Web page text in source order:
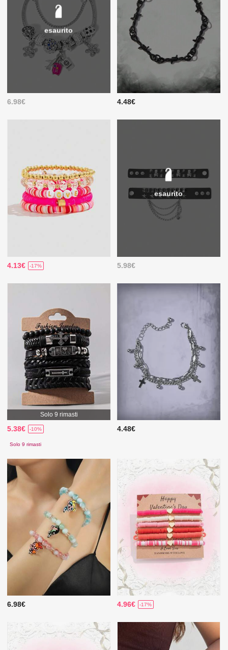
esaurito
6.98€ 4.48€
4.13€ -17%
esaurito
5.98€
Solo 9 rimasti
5.38€ -10%
Solo 9 rimasti
4.48€
6.98€ 4.96€ -17%